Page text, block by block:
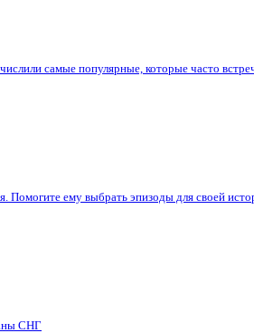
самые популярные, которые часто
Помогите ему выбрать эпизоды для своей
СНГ